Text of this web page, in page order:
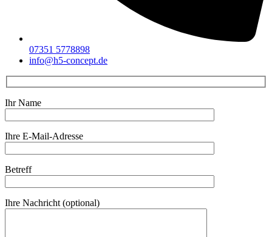
07351 5778898
info@h5-concept.de
Ihr Name
Ihre E-Mail-Adresse
Betreff
Ihre Nachricht (optional)